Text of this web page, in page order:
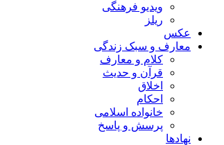
ویدیو فرهنگی
ریلز
عکس
معارف و سبک زندگی
کلام و معارف
قرآن و حدیث
اخلاق
احکام
خانواده اسلامی
پرسش و پاسخ
نهادها